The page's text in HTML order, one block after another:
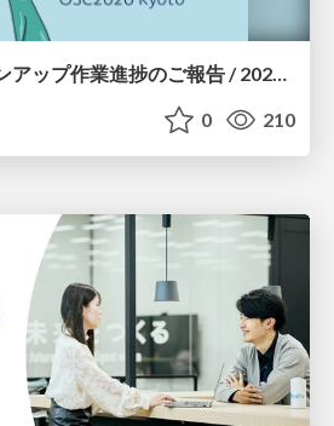
OSPN.JPバージョンアップ作業進捗のご報告 / 20260801-osc26kyoto
0 210